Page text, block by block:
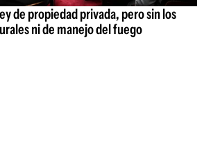
de propiedad privada, pero sin los
ni de manejo del fuego